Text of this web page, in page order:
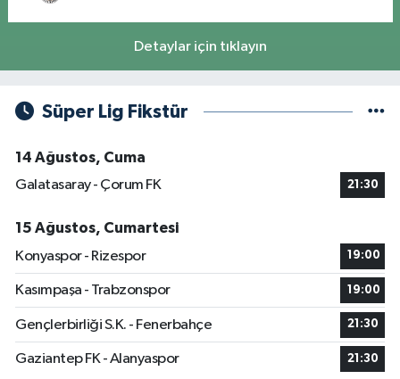
Detaylar için tıklayın
Süper Lig Fikstür
14 Ağustos, Cuma
Galatasaray - Çorum FK
21:30
15 Ağustos, Cumartesi
Konyaspor - Rizespor
19:00
Kasımpaşa - Trabzonspor 19:00
Gençlerbirliği S.K. - Fenerbahçe 21:30
Gaziantep FK - Alanyaspor 21:30